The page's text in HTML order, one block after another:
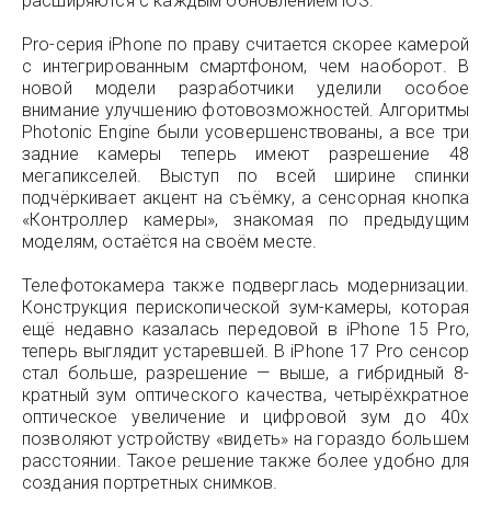
Pro-серия iPhone по праву считается скорее камерой
с интегрированным смартфоном, чем наоборот. В
новой модели разработчики уделили особое
внимание улучшению фотовозможностей. Алгоритмы
Photonic Engine были усовершенствованы, а все три
задние камеры теперь имеют разрешение 48
мегапикселей. Выступ по всей ширине спинки
подчёркивает акцент на съёмку, а сенсорная кнопка
«Контроллер камеры», знакомая по предыдущим
моделям, остаётся на своём месте.
Телефотокамера также подверглась модернизации.
Конструкция перископической зум-камеры, которая
ещё недавно казалась передовой в iPhone 15 Pro,
теперь выглядит устаревшей. В iPhone 17 Pro сенсор
стал больше, разрешение — выше, а гибридный 8-
кратный зум оптического качества, четырёхкратное
оптическое увеличение и цифровой зум до 40х
позволяют устройству «видеть» на гораздо большем
расстоянии. Такое решение также более удобно для
создания портретных снимков.